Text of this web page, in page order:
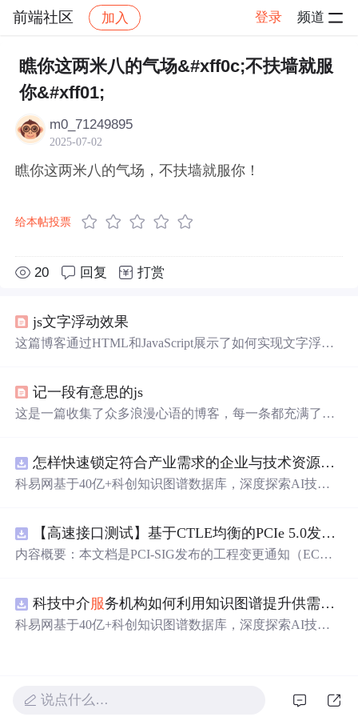
前端社区 加入 登录 频道
社区 前端社区 感慨 帖子详情
瞧你这两米八的气场&#xff0c;不扶墙就服
你&#xff01;
m0_71249895
2025-07-02
瞧你这两米八的气场，不扶墙就服你！
给本帖投票
20 回复 打赏
js文字浮动效果
这篇博客通过HTML和JavaScript展示了如何实现文字浮动
在页面上随机飘动的视觉效果。此外，文中还包含了对CS
S样式和JavaScript事件监听的运用，增加了互动性和趣味
记一段有意思的js
这是一篇收集了众多浪漫心语的博客，每一条都充满了甜
的独特情感，仿佛每个瞬间都因你而闪耀。这些话语如同
繁星，照亮了平凡的日子，让人感受到爱的力量和美好。
怎样快速锁定符合产业需求的企业与技术资源？.docx
科易网基于40亿+科创知识图谱数据库，深度探索AI技术
新领域的AI+数智化解决方案，推动科技创新与产业创新
智能化发展。
【高速接口测试】基于CTLE均衡的PCIe 5.0发射机抖动测量方法：32 GT/s速率下精确评估硅基抖动分量的技术方案
内容概要：本文档是PCI-SIG发布的工程变更通知（EC
式”替代原有的S参数去嵌入法，通过在被测通道应用基于
CTLE的均衡来减少因信道损耗导致的信号退化，从而更准
人群：从事高速接口设计、验证或测试的工程师，尤其是
科技中介服务机构如何利用知识图谱提升供需匹配精准度？.docx
科易网基于40亿+科创知识图谱数据库，深度探索AI技术
智能化发展。
说点什么…